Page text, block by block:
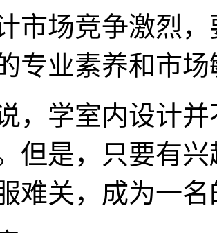
市场竞争激烈
专业素养和市
，学室内设计
但是，只要有
难关，成为一